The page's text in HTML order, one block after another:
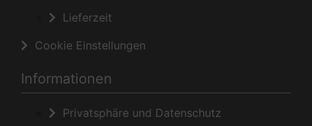
Lieferzeit
Cookie Einstellungen
Informationen
Privatsphäre und Datenschutz